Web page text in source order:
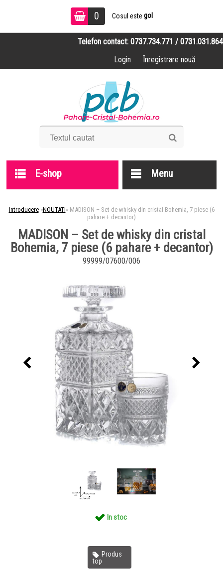
Telefon contact: 0737.734.771 / 0731.031.864
Login
Înregistrare nouă
0 Cosul este gol
E-shop Menu
Introducere »NOUTATI» MADISON – Set de whisky din cristal Bohemia, 7 piese (6
pahare + decantor)
MADISON – Set de whisky din cristal
Bohemia, 7 piese (6 pahare + decantor)
99999/07600/006
In stoc
Produs
top